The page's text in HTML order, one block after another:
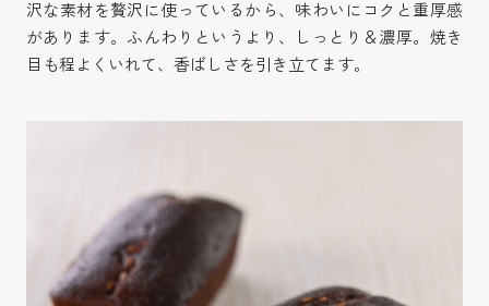
沢な素材を贅沢に使っているから、味わいにコクと重厚感
があります。ふんわりというより、しっとり＆濃厚。焼き
目も程よくいれて、香ばしさを引き立てます。